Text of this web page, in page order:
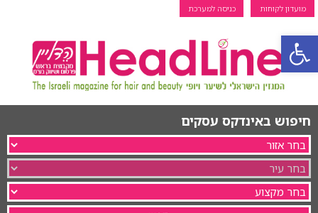
פתח סרגל נגישות
מועדון לקוחות כניסה למערכת
חיפוש באינדקס עסקים